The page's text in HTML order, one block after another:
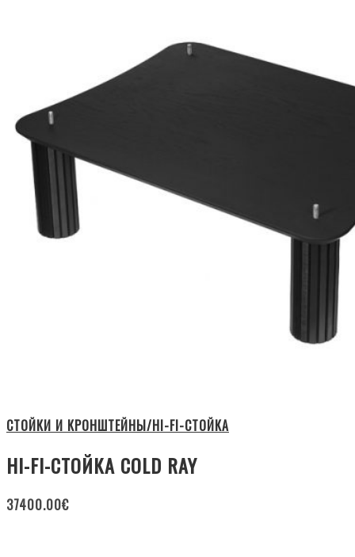
СТОЙКИ И КРОНШТЕЙНЫ/HI-FI-СТОЙКА
HI-FI-СТОЙКА COLD RAY
37400.00€